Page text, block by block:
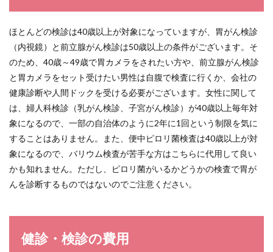
健
診・
検診
診率
健
診・
検診
施施
設
7
健診
を一
ほとんどの検診は40歳以上が対象になっていますが、胃がん検診
（内視鏡）と前立腺がん検診は50歳以上の条件がございます。そ
のため、40歳～49歳で胃カメラをされたい方や、前立腺がん検診
と胃カメラをセット受けたい男性は自腹で検査に行くか、会社の
健康診断や人間ドックを受ける必要がございます。女性に関して
は、婦人科検診（乳がん検診、子宮がん検診）が40歳以上毎年対
象になるので、一部の自治体のように2年に1回という制限を気に
することはありません。また、便中ピロリ菌検査は40歳以上が対
象になるので、バリウム検査が苦手な方はこちらに代用して良い
かも知れません。ただし、ピロリ菌がいるかどうかの検査で胃が
んを診断するものではないのでご注意ください。
健診・検診の費用